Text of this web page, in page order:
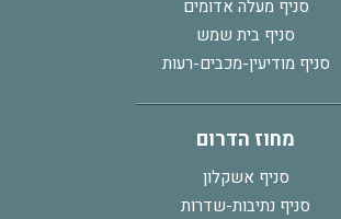
סניף מעלה אדומים
סניף בית שמש
סניף מודיעין-מכבים-רעות
מחוז הדרום
סניף אשקלון
סניף נתיבות-שדרות